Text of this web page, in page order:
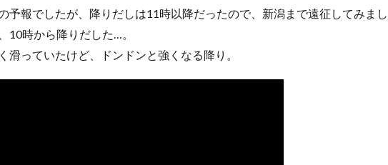
予報でしたが、降りだしは11時以降だったので、新潟まで遠征してみま
10時から降りだした…。
滑っていたけど、ドンドンと強くなる降り。